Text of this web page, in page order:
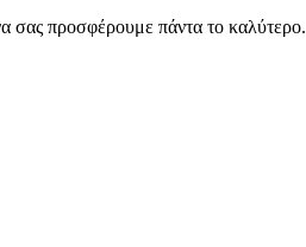
σας προσφέρουμε πάντα το καλύτερο.